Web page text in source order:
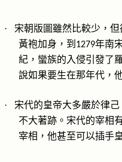
· 宋朝版圖雖然比較少，
黃袍加身，到1279年南
紀，蠻族的入侵引發了
說如果要生在那年代，
·
宋代的皇帝大多嚴於律
不大著跡。宋代的宰相
宰相，他甚至可以插手